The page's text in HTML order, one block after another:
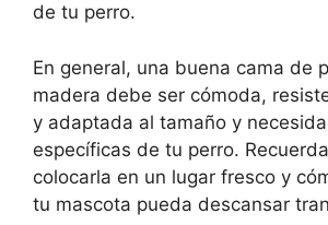
de tu perro.
En general, una buena cama de
madera debe ser cómoda,
y adaptada al tamaño y
específicas de tu perro.
colocarla en un lugar fresco y
tu mascota pueda descansar